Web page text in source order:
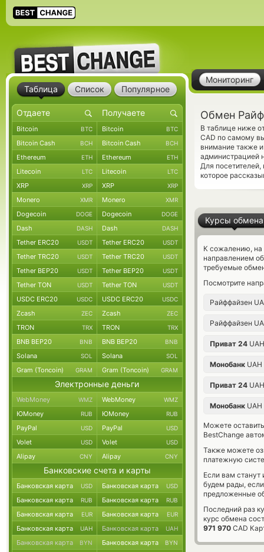
Мониторинг
Обмен
В таблице ниже
CAD по самому
внимание также
администрацией
Для
которое
Курсы обмена
К сожалению, на
направлением
требуемые
Посмотрите
Райффайзен
Райффайзен
Приват 24
Монобанк UAH
Приват 24
Монобанк UAH
Можете
BestChange
Также можете
платежную
Если вам
будем рады,
предложенные
Последний раз
курс обмена
971 970 CAD
Таблица Список Популярное
Bitcoin BTC Bitcoin BTC
Bitcoin Cash BCH Bitcoin Cash BCH
Ethereum ETH Ethereum ETH
Litecoin LTC Litecoin LTC
XRP XRP XRP XRP
Monero XMR Monero XMR
Dogecoin DOGE Dogecoin DOGE
Dash DASH Dash DASH
Tether ERC20 USDT Tether ERC20 USDT
Tether TRC20 USDT Tether TRC20 USDT
Tether BEP20 USDT Tether BEP20 USDT
Tether TON USDT Tether TON USDT
USDC ERC20 USDC USDC ERC20 USDC
Zcash ZEC Zcash ZEC
TRON TRX TRON TRX
BNB BEP20 BNB BNB BEP20 BNB
Solana SOL Solana SOL
Gram (Toncoin) GRAM Gram (Toncoin) GRAM
Электронные деньги
WebMoney WMZ WebMoney WMZ
ЮMoney RUB ЮMoney RUB
PayPal USD PayPal USD
Volet USD Volet USD
Alipay CNY Alipay CNY
Банковские счета и карты
Банковская карта USD Банковская карта USD
Банковская карта RUB Банковская карта RUB
Банковская карта EUR Банковская карта EUR
Банковская карта UAH Банковская карта UAH
Банковская карта BYN Банковская карта BYN